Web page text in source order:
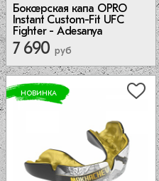
Боксерская капа OPRO
Instant Custom-Fit UFC
Fighter - Adesanya
7 690 руб
НОВИНКА